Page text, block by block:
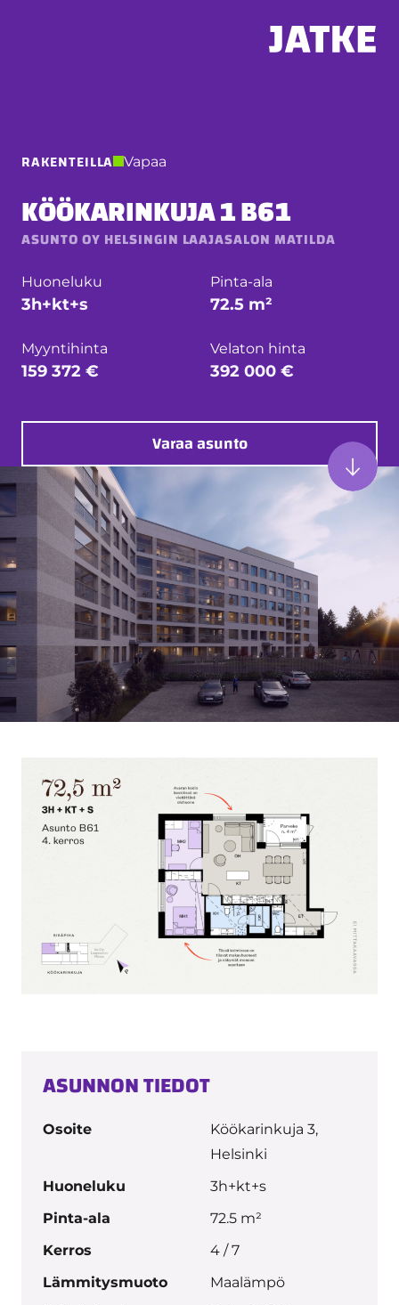
RAKENTEILLA Vapaa
KÖÖKARINKUJA 1 B61
ASUNTO OY HELSINGIN LAAJASALON MATILDA
Huoneluku
3h+kt+s
Pinta-ala
72.5 m²
Myyntihinta
159 372 €
Velaton hinta
392 000 €
Varaa asunto
ASUNNON TIEDOT
Osoite
Köökarinkuja 3,
Helsinki
Huoneluku
3h+kt+s
Pinta-ala
72.5 m²
Kerros
4 / 7
Lämmitysmuoto
Maalämpö